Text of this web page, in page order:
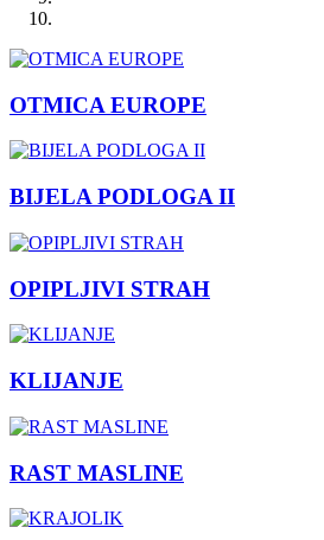
OTMICA EUROPE
BIJELA PODLOGA II
OPIPLJIVI STRAH
KLIJANJE
RAST MASLINE